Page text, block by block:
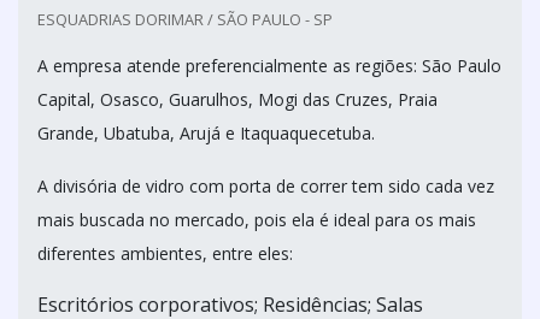
ESQUADRIAS DORIMAR / SÃO PAULO - SP
A empresa atende preferencialmente as regiões: São Paulo
Capital, Osasco, Guarulhos, Mogi das Cruzes, Praia
Grande, Ubatuba, Arujá e Itaquaquecetuba.
A divisória de vidro com porta de correr tem sido cada vez
mais buscada no mercado, pois ela é ideal para os mais
diferentes ambientes, entre eles:
Escritórios corporativos; Residências; Salas